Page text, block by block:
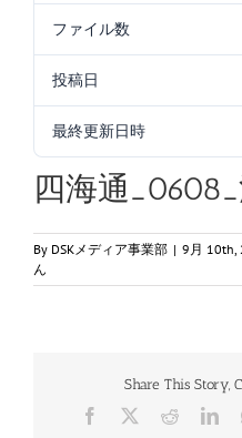
ファイル数
投稿日
最終更新日時
四海通
By DSKメディア事業部 | 9月 10th,
ん
Share This Story,
Facebook Reddit